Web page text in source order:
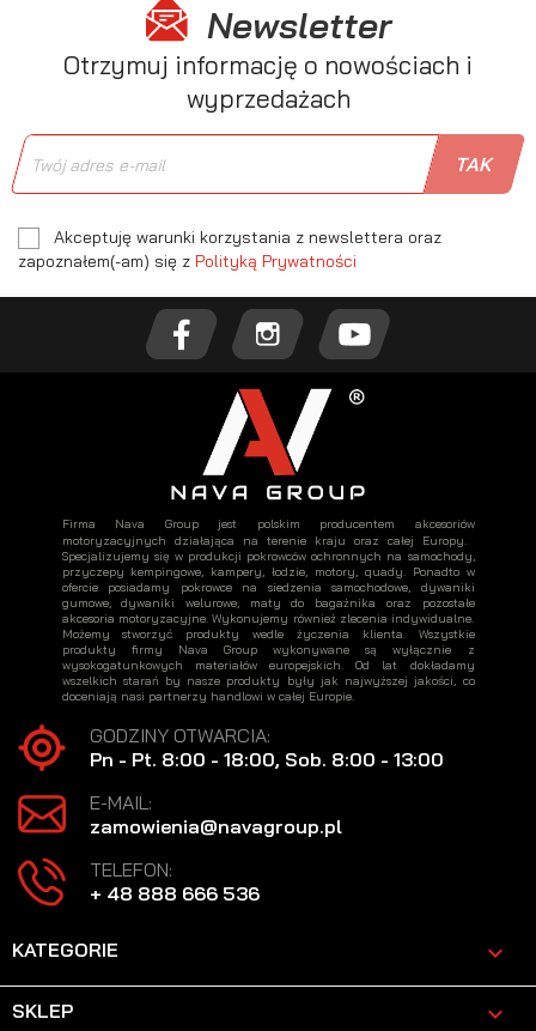
Newsletter
Otrzymuj informację o nowościach i
wyprzedażach
Akceptuję warunki korzystania z newslettera oraz
zapoznałem(-am) się z Polityką Prywatności
Firma Nava Group jest polskim producentem akcesoriów
motoryzacyjnych działająca na terenie kraju oraz całej Europy.
Specjalizujemy się w produkcji pokrowców ochronnych na samochody,
przyczepy kempingowe, kampery, łodzie, motory, quady. Ponadto w
ofercie posiadamy pokrowce na siedzenia samochodowe, dywaniki
gumowe, dywaniki welurowe, maty do bagażnika oraz pozostałe
akcesoria motoryzacyjne. Wykonujemy również zlecenia indywidualne.
Możemy stworzyć produkty wedle życzenia klienta. Wszystkie
produkty firmy Nava Group wykonywane są wyłącznie z
wysokogatunkowych materiałów europejskich. Od lat dokładamy
wszelkich starań by nasze produkty były jak najwyższej jakości, co
doceniają nasi partnerzy handlowi w całej Europie.
GODZINY OTWARCIA:
Pn - Pt. 8:00 - 18:00, Sob. 8:00 - 13:00
E-MAIL:
zamowienia@navagroup.pl
TELEFON:
+ 48 888 666 536
KATEGORIE 
SKLEP 